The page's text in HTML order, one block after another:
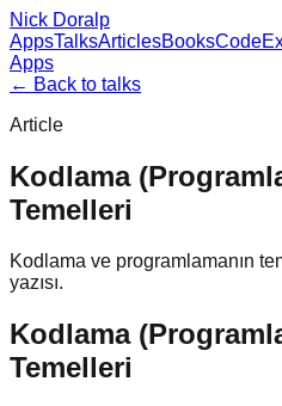
Nick Doralp
AppsTalksArticlesBooksCode
Apps
← Back to talks
Article
Kodlama
Temelleri
Kodlama ve programlamanın
yazısı.
Kodlama
Temelleri